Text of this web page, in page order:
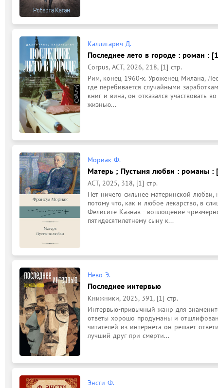
Каллигарич Д.
Последнее лето в городе : роман :
Corpus, АСТ, 2026, 218, [1] стр.
Рим, конец 1960-х. Уроженец Милана,
где перебивается случайными
книг и вина, он отказался участвовать
жизнью...
Мориак Ф.
Матерь ; Пустыня любви : романы :
АСТ, 2025, 318, [1] стр.
Нет ничего сильнее материнской
потому что, как и любое лекарство, в
Фелисите Казнав - воплощение
пятидесятилетнему сыну к...
Нево Э.
Последнее интервью
Книжники, 2025, 391, [1] стр.
Интервью-привычный жанр для
ответы хорошо продуманы и
читателей из интернета он решает
лучший друг при смерти...
Энсти Ф.